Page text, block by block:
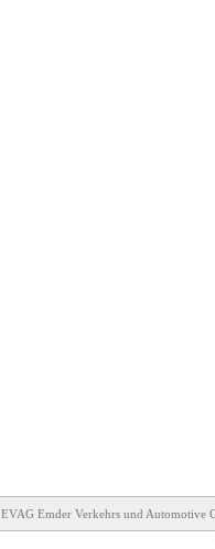
EVAG Emder Verkehrs und Automotive